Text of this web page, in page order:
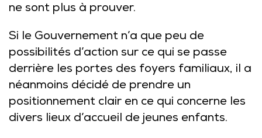
ne sont plus à prouver.
Si le Gouvernement n’a que peu de
possibilités d’action sur ce qui se passe
derrière les portes des foyers familiaux, il a
néanmoins décidé de prendre un
positionnement clair en ce qui concerne les
divers lieux d’accueil de jeunes enfants.